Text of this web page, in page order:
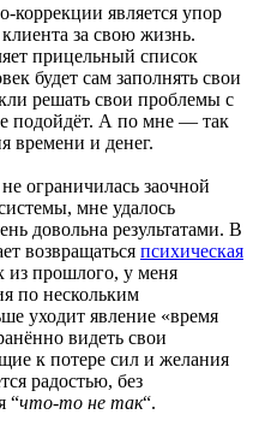
коррекции является упор
за свою жизнь.
прицельный список
будет сам заполнять свои
решать свои проблемы с
подойдёт. А по мне — так
времени и денег.
ограничилась заочной
мне удалось
довольна результатами. В
возвращаться психическая
из прошлого, у меня
по нескольким
уходит явление «время
видеть свои
к потере сил и желания
радостью, без
“что-то не так“.